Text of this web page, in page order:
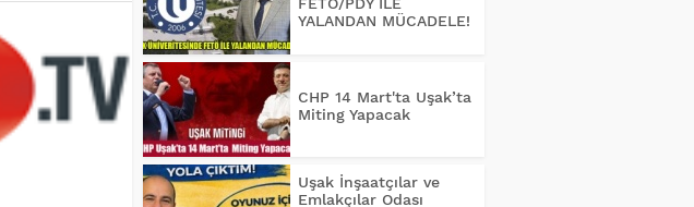
YALANDAN MÜCADELE!
CHP 14 Mart'ta Uşak’ta
Miting Yapacak
Uşak İnşaatçılar ve
Emlakçılar Odası